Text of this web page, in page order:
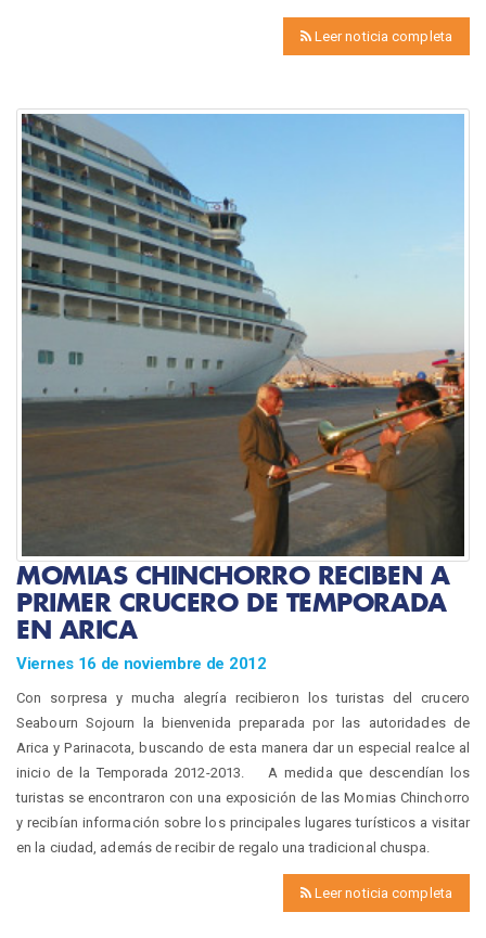
Leer noticia completa
MOMIAS CHINCHORRO RECIBEN A
PRIMER CRUCERO DE TEMPORADA
EN ARICA
Viernes 16 de noviembre de 2012
Con sorpresa y mucha alegría recibieron los turistas del crucero
Seabourn Sojourn la bienvenida preparada por las autoridades de
Arica y Parinacota, buscando de esta manera dar un especial realce al
inicio de la Temporada 2012-2013. A medida que descendían los
turistas se encontraron con una exposición de las Momias Chinchorro
y recibían información sobre los principales lugares turísticos a visitar
en la ciudad, además de recibir de regalo una tradicional chuspa.
Leer noticia completa